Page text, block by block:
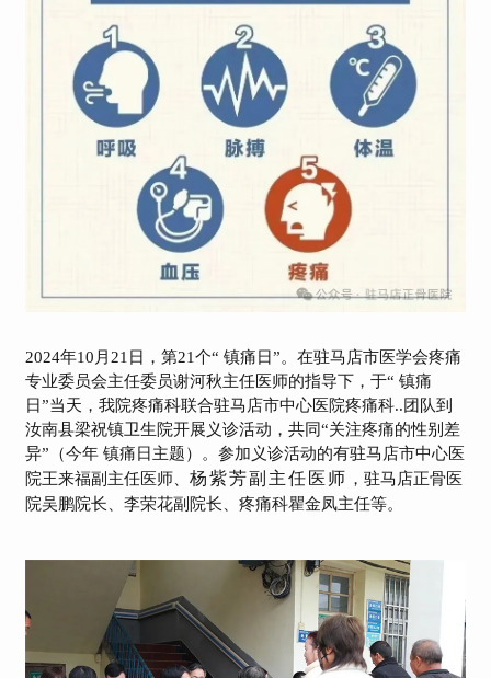
2024年10月21日，第21个“ 镇痛日”。在驻马店市医学会疼痛
专业委员会主任委员谢河秋主任医师的指导下，于“ 镇痛
日”当天，我院疼痛科联合驻马店市中心医院疼痛科..团队到
汝南县梁祝镇卫生院开展义诊活动，共同“关注疼痛的性别差
异”（今年 镇痛日主题）。参加义诊活动的有驻马店市中心医
院王来福副主任医师、杨紫芳副主任医师 ，驻马店正骨医
院吴鹏院长、李荣花副院长、疼痛科瞿金凤主任等。